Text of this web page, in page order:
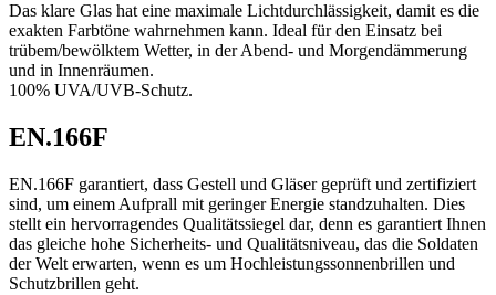
Das klare Glas hat eine maximale Lichtdurchlässigkeit, damit es die
exakten Farbtöne wahrnehmen kann. Ideal für den Einsatz bei
trübem/bewölktem Wetter, in der Abend- und Morgendämmerung
und in Innenräumen.
100% UVA/UVB-Schutz.
EN.166F
EN.166F garantiert, dass Gestell und Gläser geprüft und zertifiziert
sind, um einem Aufprall mit geringer Energie standzuhalten. Dies
stellt ein hervorragendes Qualitätssiegel dar, denn es garantiert Ihnen
das gleiche hohe Sicherheits- und Qualitätsniveau, das die Soldaten
der Welt erwarten, wenn es um Hochleistungssonnenbrillen und
Schutzbrillen geht.